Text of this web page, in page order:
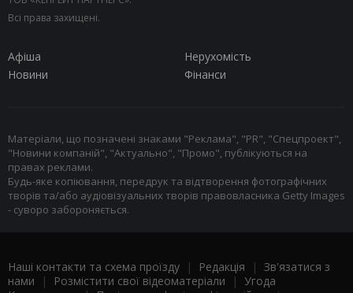
Всі права захищені.
Афіша
Нерухомість
Новини
Фінанси
Матеріали, що позначені знаками "Реклама", "PR", "Спецпроект",
"Новини компаній", "Актуально", "Промо", публікуються на
правах реклами.
Будь-яке копіювання, передрук та відтворення фотографічних
творів та/або аудіовізуальних творів правовласника Getty Images
- суворо забороняється.
Наші контакти та схема проїзду | Редакція | Зв'язатися з
нами | Розмістити свої відеоматеріали | Угода